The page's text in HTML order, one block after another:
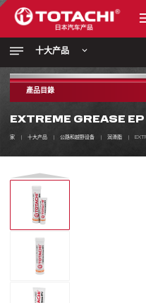
十大产品
產品目錄
EXTREME GREASE EP
家 十大产品 公路和越野设备 润滑脂